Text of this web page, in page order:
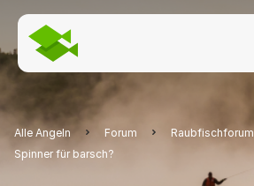
Alle Angeln Forum
Raubfischforum
Spinner für barsch?